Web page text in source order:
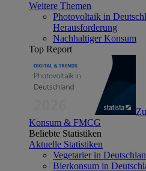
Weitere Themen
Photovoltaik in
Herausforderung
Nachhaltiger Konsum
Top Report
Konsum & FMCG
Beliebte Statistiken
Aktuelle Statistiken
Vegetarier in
Bierkonsum in